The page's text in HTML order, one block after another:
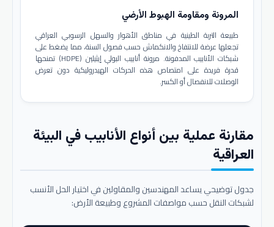
المرونة ومقاومة الهبوط الأرضي
طبيعة التربة الطينية في مناطق الأهوار والسهل الرسوبي العراقي
تجعلها عرضة للانتفاخ والانكماش حسب فصول السنة، مما يضغط على
شبكات الأنابيب المدفونة. مرونة أنابيب البولي إيثيلين (HDPE) تمنحها
قدرة فريدة على امتصاص هذه الحركات الهيدروليكية دون تعرض
الوصلات للانفصال أو الكسر.
مقارنة عملية بين أنواع الأنابيب في البيئة
العراقية
جدول توضيحي يساعد المهندسين والمقاولين في اختيار الحل الأنسب
لشبكات النقل حسب مواصفات المشروع وطبيعة الأرض: